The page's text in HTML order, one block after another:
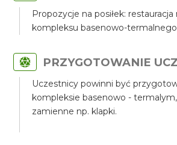
Propozycje na posiłek:
kompleksu basenowo-
PRZYGOTOWANIE
Uczestnicy powinni być
kompleksie basenowo -
zamienne np. klapki.